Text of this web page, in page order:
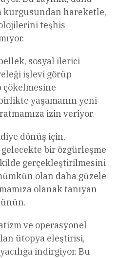
hareketle,
teşhis
sosyal ilerici
işlevi görüp
yaşamanın yeni
izin veriyor.
dönüş için,
bir özgürleşme
gerçekleştirilmesini
olan daha güzele
olanak tanıyan
ve operasyonel
ütopya eleştirisi,
indirgiyor. Bu